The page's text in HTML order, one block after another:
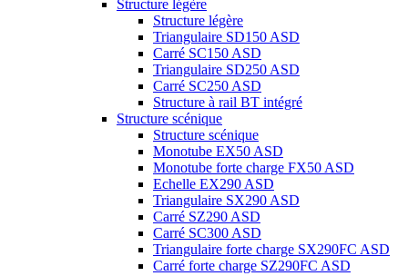
Structure légère
Structure légère
Triangulaire SD150 ASD
Carré SC150 ASD
Triangulaire SD250 ASD
Carré SC250 ASD
Structure à rail BT intégré
Structure scénique
Structure scénique
Monotube EX50 ASD
Monotube forte charge FX50 ASD
Echelle EX290 ASD
Triangulaire SX290 ASD
Carré SZ290 ASD
Carré SC300 ASD
Triangulaire forte charge SX290FC ASD
Carré forte charge SZ290FC ASD